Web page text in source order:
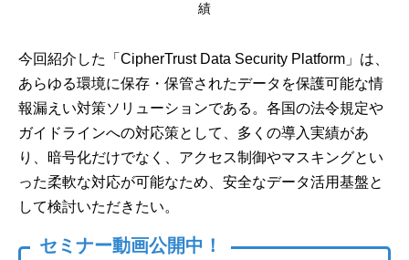
績
今回紹介した「CipherTrust Data Security Platform」は、
あらゆる環境に保存・保管されたデータを保護可能な情
報漏えい対策ソリューションである。各国の法令規定や
ガイドラインへの対応策として、多くの導入実績があ
り、暗号化だけでなく、アクセス制御やマスキングとい
った柔軟な対応が可能なため、安全なデータ活用基盤と
して検討いただきたい。
セミナー動画公開中！